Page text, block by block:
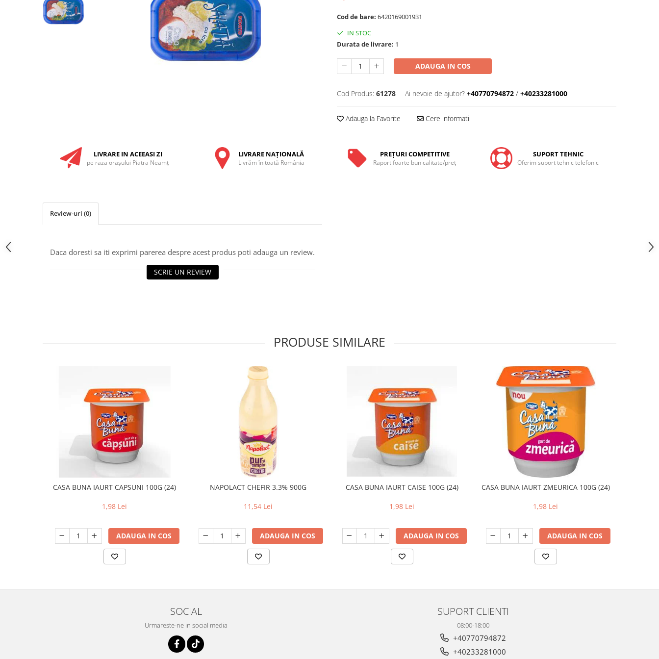
Cod de bare: 6420169001931
IN STOC
Durata de livrare: 1
ADAUGA IN COS
Cod Produs: 61278 Ai nevoie de ajutor? +40770794872 / +40233281000
Adauga la Favorite Cere informatii
LIVRARE IN ACEEASI ZI
pe raza oraşului Piatra Neamţ
LIVRARE NAŢIONALĂ
Livrăm în toată România
PREŢURI COMPETITIVE
Raport foarte bun calitate/preţ
SUPORT TEHNIC
Oferim suport tehnic telefonic
Review-uri (0)
Daca doresti sa iti exprimi parerea despre acest produs poti adauga un review.
SCRIE UN REVIEW
PRODUSE SIMILARE
CASA BUNA IAURT CAPSUNI 100G (24)
1,98 Lei
ADAUGA IN COS
NAPOLACT CHEFIR 3.3% 900G
11,54 Lei
ADAUGA IN COS
CASA BUNA IAURT CAISE 100G (24)
1,98 Lei
ADAUGA IN COS
CASA BUNA IAURT ZMEURICA 100G (24)
1,98 Lei
ADAUGA IN COS
SOCIAL
Urmareste-ne in social media
SUPORT CLIENTI
08:00-18:00
+40770794872
+40233281000